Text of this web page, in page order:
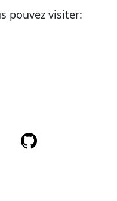
pouvez visiter:
surmoi sur
Suivez